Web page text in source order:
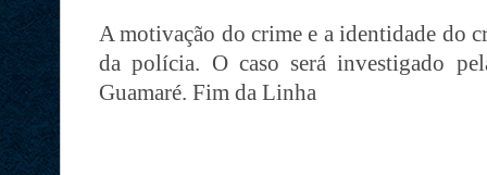
A motivação do crime e a identidade do
da polícia. O caso será investigado
Guamaré. Fim da Linha